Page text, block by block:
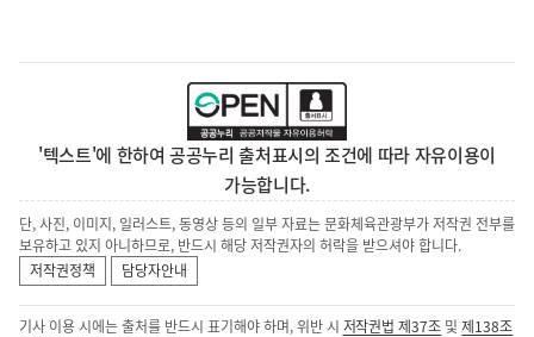
'텍스트'에 한하여 공공누리 출처표시의 조건에 따라 자유이용이
가능합니다.
단, 사진, 이미지, 일러스트, 동영상 등의 일부 자료는 문화체육관광부가 저작권 전부를
보유하고 있지 아니하므로, 반드시 해당 저작권자의 허락을 받으셔야 합니다.
저작권정책
담당자안내
기사 이용 시에는 출처를 반드시 표기해야 하며, 위반 시 저작권법 제37조 및제138조